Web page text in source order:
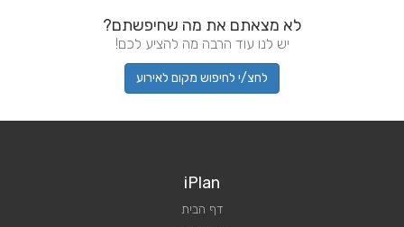
לא מצאתם את מה שחיפשתם?
יש לנו עוד הרבה מה להציע לכם!
לחצ/י לחיפוש מקום לאירוע
iPlan
דף הבית